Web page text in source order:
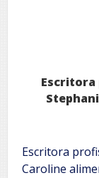
Escritora
Escritora
Caroline